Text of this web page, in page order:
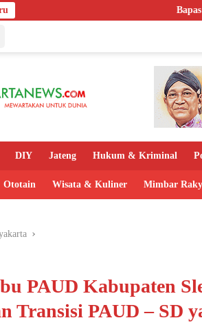
Bapas Yogyakarta Perkuat
DIY Jateng Hukum & Kriminal
Ototain Wisata & Kuliner Mimbar
PAUD Kabupaten
Transisi PAUD – SD